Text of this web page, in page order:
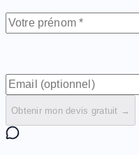
Obtenir mon devis gratuit →